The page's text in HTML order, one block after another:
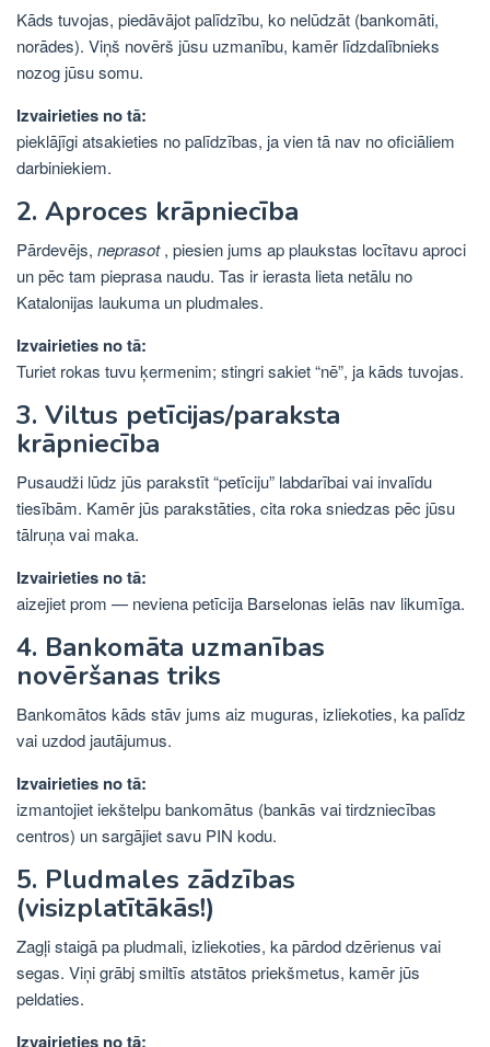
Kāds tuvojas, piedāvājot palīdzību, ko nelūdzāt (bankomāti,
norādes). Viņš novērš jūsu uzmanību, kamēr līdzdalībnieks
nozog jūsu somu.
Izvairieties no tā:
pieklājīgi atsakieties no palīdzības, ja vien tā nav no oficiāliem
darbiniekiem.
2. Aproces krāpniecība
Pārdevējs, neprasot, piesien jums ap plaukstas locītavu aproci
un pēc tam pieprasa naudu. Tas ir ierasta lieta netālu no
Katalonijas laukuma un pludmales.
Izvairieties no tā:
Turiet rokas tuvu ķermenim; stingri sakiet “nē”, ja kāds tuvojas.
3. Viltus petīcijas/paraksta
krāpniecība
Pusaudži lūdz jūs parakstīt “petīciju” labdarībai vai invalīdu
tiesībām. Kamēr jūs parakstāties, cita roka sniedzas pēc jūsu
tālruņa vai maka.
Izvairieties no tā:
aizejiet prom — neviena petīcija Barselonas ielās nav likumīga.
4. Bankomāta uzmanības
novēršanas triks
Bankomātos kāds stāv jums aiz muguras, izliekoties, ka palīdz
vai uzdod jautājumus.
Izvairieties no tā:
izmantojiet iekštelpu bankomātus (bankās vai tirdzniecības
centros) un sargājiet savu PIN kodu.
5. Pludmales zādzības
(visizplatītākās!)
Zagļi staigā pa pludmali, izliekoties, ka pārdod dzērienus vai
segas. Viņi grābj smiltīs atstātos priekšmetus, kamēr jūs
peldaties.
Izvairieties no tā: